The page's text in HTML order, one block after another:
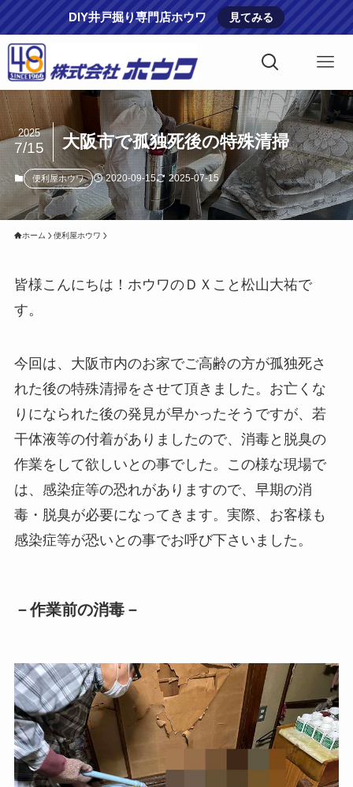
DIY井戸掘り専門店ホウワ 見てみる
大阪市で孤独死後の特殊清掃
2025
7/15
便利屋ホウワ 2020-09-15 2025-07-15
ホーム 便利屋ホウワ
皆様こんにちは！ホウワのＤＸこと松山大祐で
す。
今回は、大阪市内のお家でご高齢の方が孤独死さ
れた後の特殊清掃をさせて頂きました。お亡くな
りになられた後の発見が早かったそうですが、若
干体液等の付着がありましたので、消毒と脱臭の
作業をして欲しいとの事でした。この様な現場で
は、感染症等の恐れがありますので、早期の消
毒・脱臭が必要になってきます。実際、お客様も
感染症等が恐いとの事でお呼び下さいました。
－作業前の消毒－